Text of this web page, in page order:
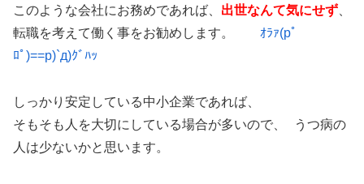
このような会社にお務めであれば、 出世なんて気にせず
転職を考えて働く事をお勧めします。 ｵﾗｧ(pﾟ
ﾛﾟ)==p)`д)ｸﾞﾊｯ
しっかり安定している中小企業であれば、
そもそも人を大切にしている場合が多いので、 うつ病の
人は少ないかと思います。